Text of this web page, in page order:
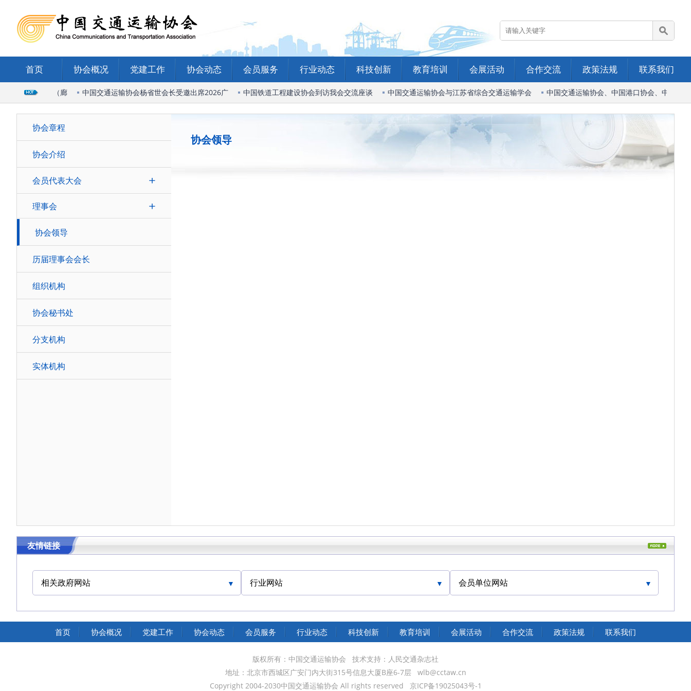
首页 协会概况 党建工作 协会动态 会员服务 行业动态 科技创新 教育培训 会展活动 合作交流 政策法规 联系我们
流与运输学会（廊 中国交通运输协会杨省世会长受邀出席2026广 中国铁道工程建设协会到访我会交流座谈 中国交通运输协会与江苏省综合交通运输学会 中国交通运输协会、中国港口协会、中国船东
协会章程
协会介绍
会员代表大会
理事会
协会领导
历届理事会会长
组织机构
协会秘书处
分支机构
实体机构
协会领导
友情链接
相关政府网站
中华人民共和国交通运输部
中华人民共和国国家发展和改革委员会
中华人民共和国中央人民政府
行业网站
人民交通网
中国民航网
人民铁道网
中国水运网
会员单位网站
首页 协会概况 党建工作 协会动态 会员服务 行业动态 科技创新 教育培训 会展活动 合作交流 政策法规 联系我们
版权所有：中国交通运输协会
技术支持：人民交通杂志社
地址：北京市西城区广安门内大街315号信息大厦B座6-7层
wlb@cctaw.cn
Copyright 2004-2030中国交通运输协会 All rights reserved
京ICP备19025043号-1